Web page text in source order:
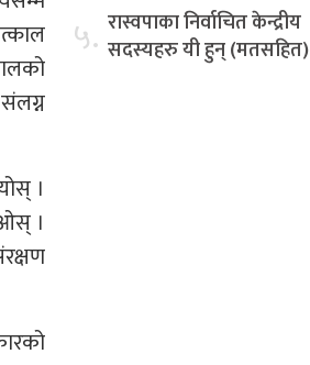
।
।
५. रास्वपाका निर्वाचित केन्द्रीय
सदस्यहरु यी हुन् (मतसहित)